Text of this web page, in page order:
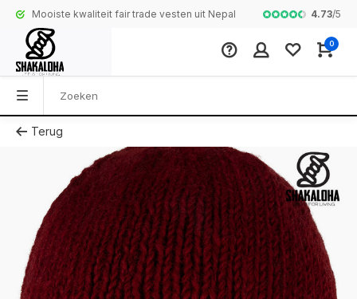
Mooiste kwaliteit fair trade vesten uit Nepal Complete
4.73/5
0
Terug